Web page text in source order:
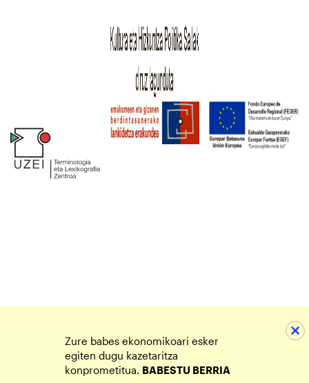
Zure babes ekonomikoari esker
egiten dugu kazetaritza
konprometitua. BABESTU BERRIA